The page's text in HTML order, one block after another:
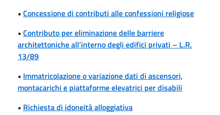
• Concessione di contributi alle confessioni religiose
• Contributo per eliminazione delle barriere
architettoniche all’interno degli edifici privati – L.R.
13/89
• Immatricolazione o variazione dati di ascensori,
montacarichi e piattaforme elevatrici per disabili
• Richiesta di idoneità alloggiativa